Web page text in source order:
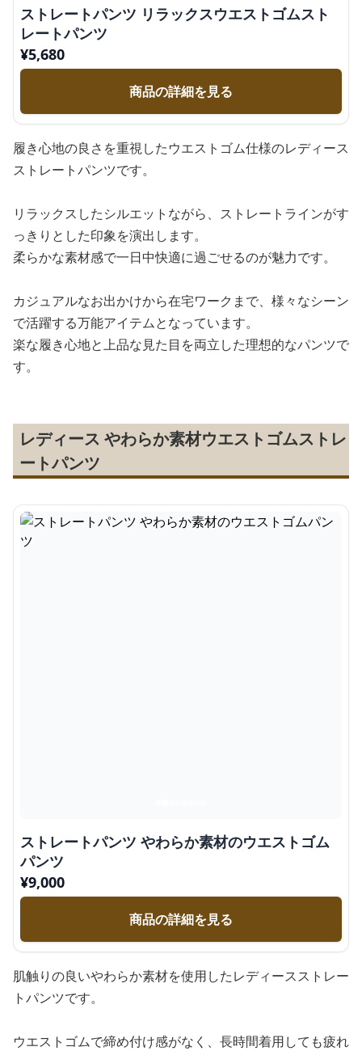
ストレートパンツ リラックスウエストゴムスト
レートパンツ
¥5,680
商品の詳細を見る
履き心地の良さを重視したウエストゴム仕様のレディース
ストレートパンツです。
リラックスしたシルエットながら、ストレートラインがす
っきりとした印象を演出します。
柔らかな素材感で一日中快適に過ごせるのが魅力です。
カジュアルなお出かけから在宅ワークまで、様々なシーン
で活躍する万能アイテムとなっています。
楽な履き心地と上品な見た目を両立した理想的なパンツで
す。
レディース やわらか素材ウエストゴムストレ
ートパンツ
ストレートパンツ やわらか素材のウエストゴム
パンツ
¥9,000
商品の詳細を見る
肌触りの良いやわらか素材を使用したレディースストレー
トパンツです。
ウエストゴムで締め付け感がなく、長時間着用しても疲れ